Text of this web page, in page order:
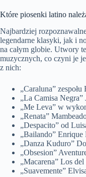
Które piosenki latino
Najbardziej
legendarne klasyki, jak i
na całym globie. Utwory
muzycznych, co czyni je
z nich:
„Caraluna” zespołu
„La Camisa Negra”
„Me Leva” w
„Renata”
„Despacito” od
„Bailando” Enrique
„Danza Kuduro”
„Obsesion”
„Macarena” Los
„Suavemente”